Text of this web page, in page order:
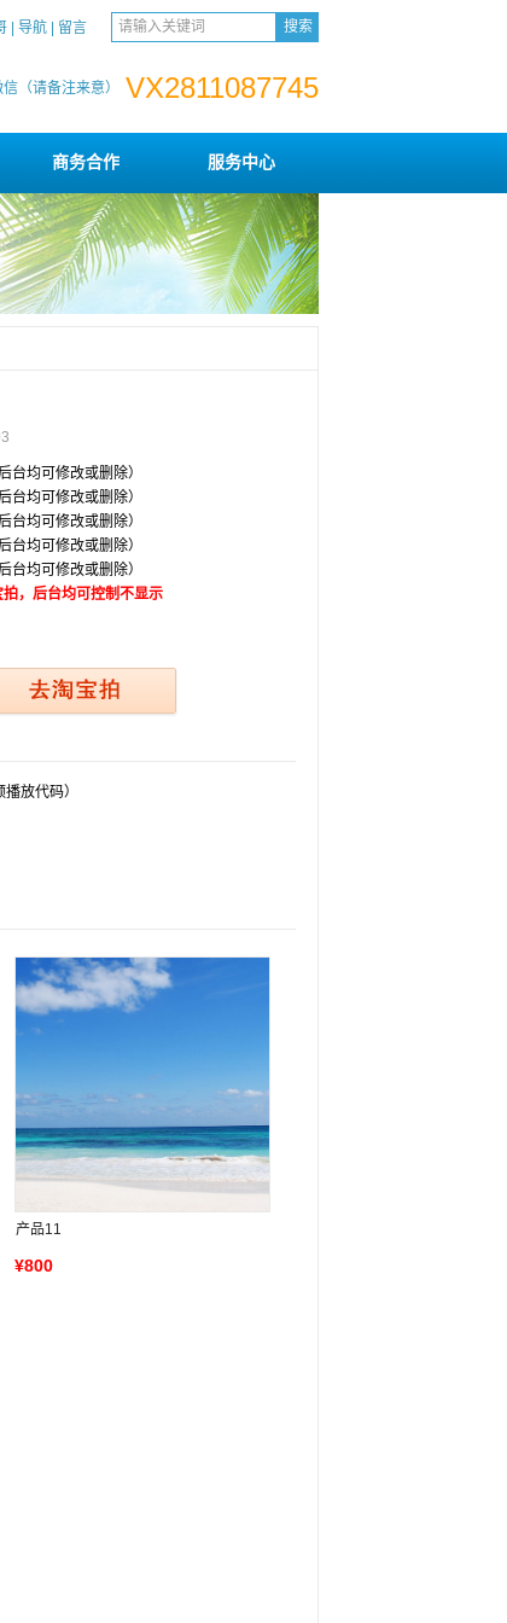
导航 留言
（请备注来意） VX2811087745
商务合作 服务中心
台均可修改或删除）
台均可修改或删除）
台均可修改或删除）
台均可修改或删除）
台均可修改或删除）
拍，后台均可控制不显示
放代码）
产品11
¥800